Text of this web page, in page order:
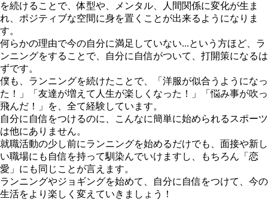
を続けることで、体型や、メンタル、人間関係に変化が生ま
れ、ポジティブな空間に身を置くことが出来るようになりま
す。
何らかの理由で今の自分に満足していない...という方ほど、ラ
ンニングをすることで、自分に自信がついて、打開策になるは
ずです。
僕も、ランニングを続けたことで、「洋服が似合うようになっ
た！」「友達が増えて人生が楽しくなった！」「悩み事が吹っ
飛んだ！」を、全て経験しています。
自分に自信をつけるのに、こんなに簡単に始められるスポーツ
は他にありません。
就職活動の少し前にランニングを始めるだけでも、面接や新し
い職場にも自信を持って馴染んでいけますし、もちろん「恋
愛」にも同じことが言えます。
ランニングやジョギングを始めて、自分に自信をつけて、今の
生活をより楽しく変えていきましょう！